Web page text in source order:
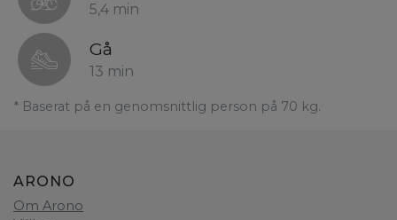
5,4 min
Gå
13 min
* Baserat på en genomsnittlig person på 70 kg.
ARONO
Om Arono